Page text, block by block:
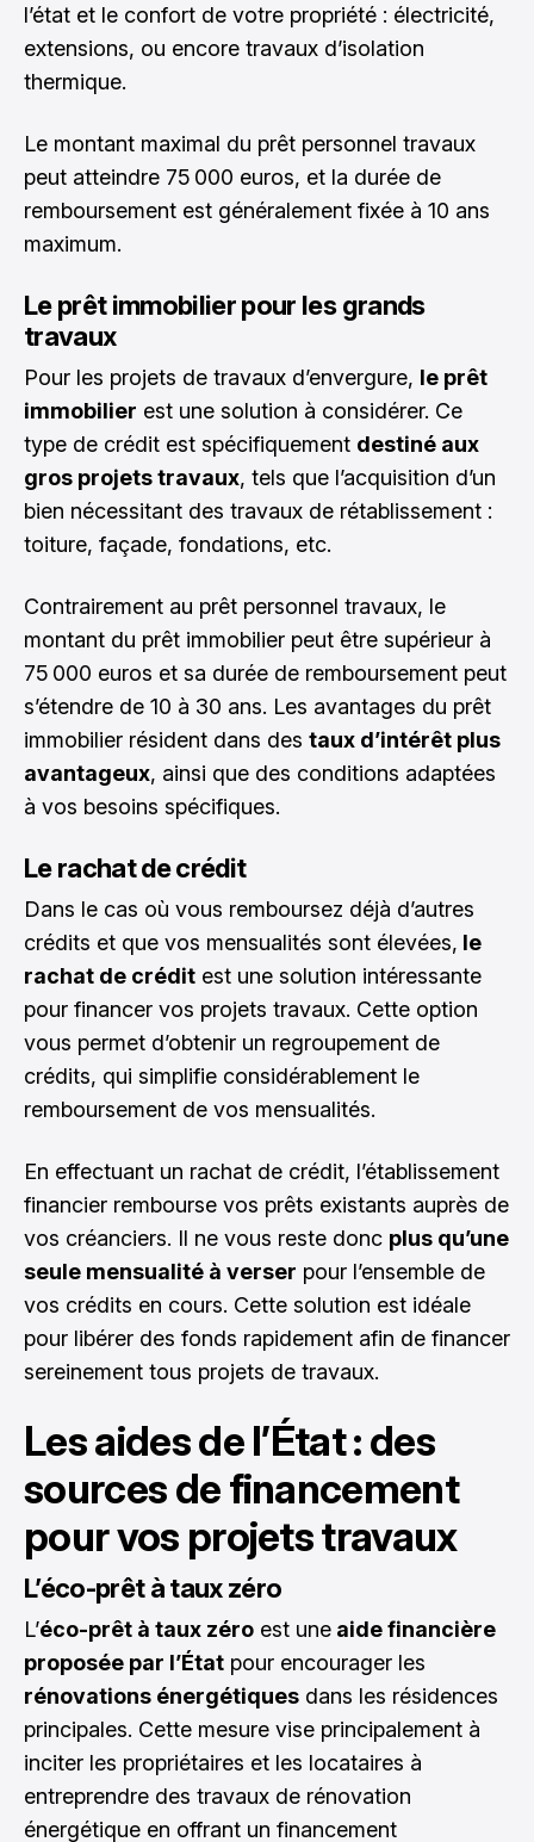
l’état et le confort de votre propriété : électricité,
extensions, ou encore travaux d’isolation
thermique.
Le montant maximal du prêt personnel travaux
peut atteindre 75 000 euros, et la durée de
remboursement est généralement fixée à 10 ans
maximum.
Le prêt immobilier pour les grands
travaux
Pour les projets de travaux d’envergure, le prêt
immobilier est une solution à considérer. Ce
type de crédit est spécifiquement destiné aux
gros projets travaux, tels que l’acquisition d’un
bien nécessitant des travaux de rétablissement :
toiture, façade, fondations, etc.
Contrairement au prêt personnel travaux, le
montant du prêt immobilier peut être supérieur à
75 000 euros et sa durée de remboursement peut
s’étendre de 10 à 30 ans. Les avantages du prêt
immobilier résident dans des taux d’intérêt plus
avantageux, ainsi que des conditions adaptées
à vos besoins spécifiques.
Le rachat de crédit
Dans le cas où vous remboursez déjà d’autres
crédits et que vos mensualités sont élevées, le
rachat de crédit est une solution intéressante
pour financer vos projets travaux. Cette option
vous permet d’obtenir un regroupement de
crédits, qui simplifie considérablement le
remboursement de vos mensualités.
En effectuant un rachat de crédit, l’établissement
financier rembourse vos prêts existants auprès de
vos créanciers. Il ne vous reste donc plus qu’une
seule mensualité à verser pour l’ensemble de
vos crédits en cours. Cette solution est idéale
pour libérer des fonds rapidement afin de financer
sereinement tous projets de travaux.
Les aides de l’État : des
sources de financement
pour vos projets travaux
L’éco-prêt à taux zéro
L’éco-prêt à taux zéro est une aide financière
proposée par l’État pour encourager les
rénovations énergétiques dans les résidences
principales. Cette mesure vise principalement à
inciter les propriétaires et les locataires à
entreprendre des travaux de rénovation
énergétique en offrant un financement